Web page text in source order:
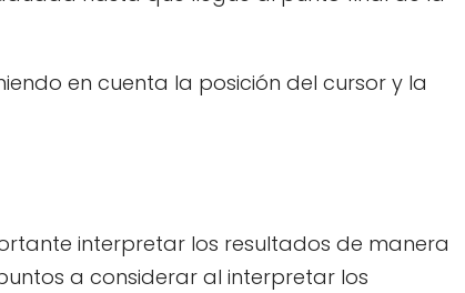
en cuenta la posición del cursor y la
interpretar los resultados de manera
a considerar al interpretar los